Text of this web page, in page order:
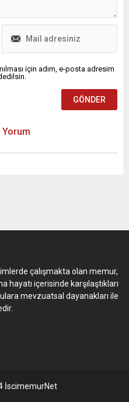
için adım, e-posta adresim
çalışmakta olan memur,
hayatı içerisinde karşılaştıkları
mevzuatsal dayanakları ile
İscimemurNet